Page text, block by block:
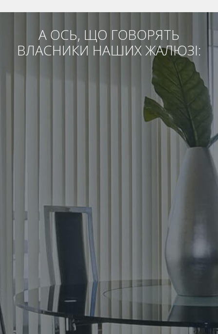
А ОСЬ, ЩО ГОВОРЯТЬ
ВЛАСНИКИ НАШИХ ЖАЛЮЗІ: